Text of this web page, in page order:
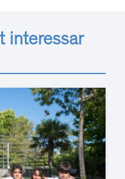
interessar